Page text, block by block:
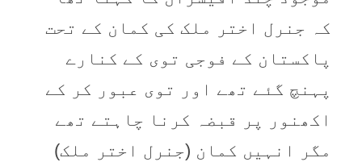
کہ جنرل اختر ملک کی کمان کے تحت
پاکستان کے فوجی توی کے کنارے
پہنچ گئے تھے اور توی عبور کر کے
اکھنور پر قبضہ کرنا چاہتے تھے
مگر انہیں کمان (جنرل اختر ملک)